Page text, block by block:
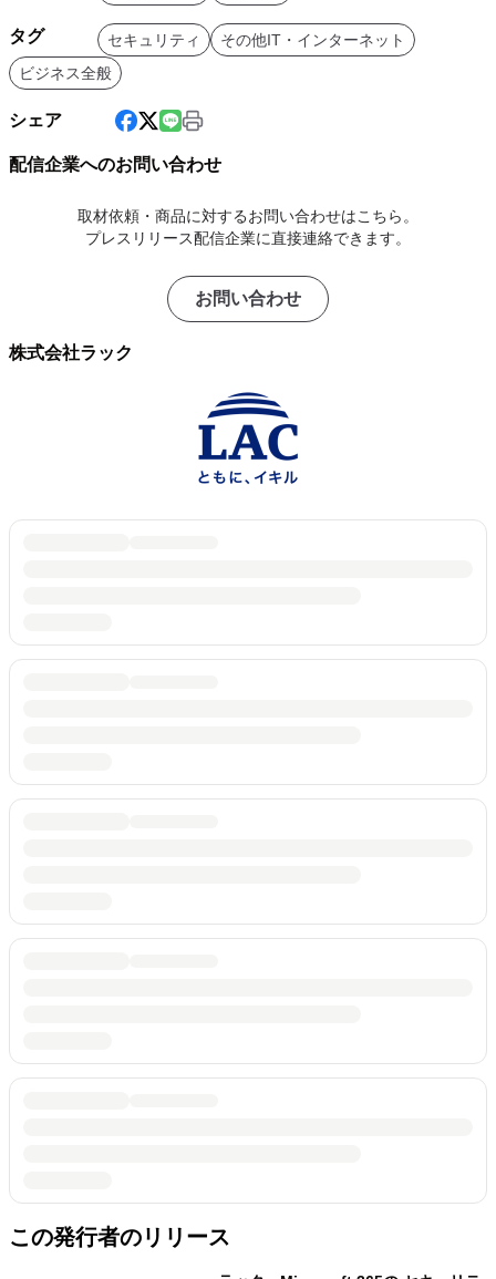
タグ セキュリティ
その他IT・インターネット
ビジネス全般
シェア
配信企業へのお問い合わせ
取材依頼・商品に対するお問い合わせはこちら。
プレスリリース配信企業に直接連絡できます。
お問い合わせ
株式会社ラック
この発行者のリリース